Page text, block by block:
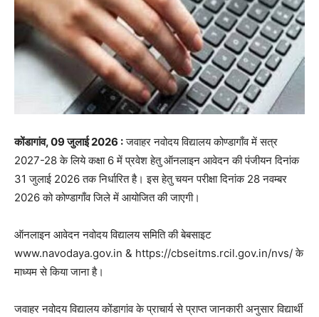
कोंडागांव, 09 जुलाई 2026 :जवाहर नवोदय विद्यालय कोण्डागाँव में सत्र
2027-28 के लिये कक्षा 6 में प्रवेश हेतु ऑनलाइन आवेदन की पंजीयन दिनांक
31 जुलाई 2026 तक निर्धारित है। इस हेतु चयन परीक्षा दिनांक 28 नवम्बर
2026 को कोण्डागाँव जिले में आयोजित की जाएगी।
ऑनलाइन आवेदन नवोदय विद्यालय समिति की बेबसाइट
www.navodaya.gov.in & https://cbseitms.rcil.gov.in/nvs/ के
माध्यम से किया जाना है।
जवाहर नवोदय विद्यालय कोंडागांव के प्राचार्य से प्राप्त जानकारी अनुसार विद्यार्थी